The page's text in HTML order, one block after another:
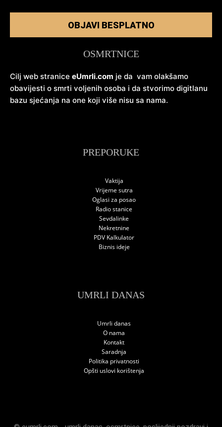
OBJAVI BESPLATNO
OSMRTNICE
Cilj web stranice eUmrli.com je da vam olakšamo
obavijesti o smrti voljenih osoba i da stvorimo digitlanu
bazu sjećanja na one koji više nisu sa nama.
PREPORUKE
Vaktija
Vrijeme sutra
Oglasi za posao
Radio stanice
Sevdalinke
Nekretnine
PDV Kalkulator
Biznis ideje
UMRLI DANAS
Umrli danas
O nama
Kontakt
Saradnja
Politika privatnosti
Opšti uslovi korištenja